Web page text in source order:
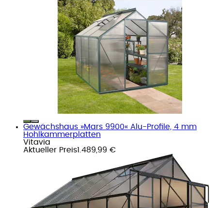
Gewächshaus »Mars 9900« Alu-Profile, 4 mm
Hohlkammerplatten
Vitavia
Aktueller Preis1.489,99 €